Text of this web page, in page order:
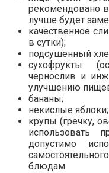
рекомендовано
лучше будет
качественное
в сутки);
подсушенный
сухофрукты
чернослив и
улучшению
бананы;
некислые яблоки;
крупы (гречку,
использовать
допустимо
блюдам.